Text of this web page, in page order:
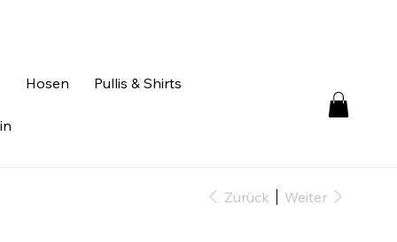
Hosen Pullis & Shirts
Zurück Weiter